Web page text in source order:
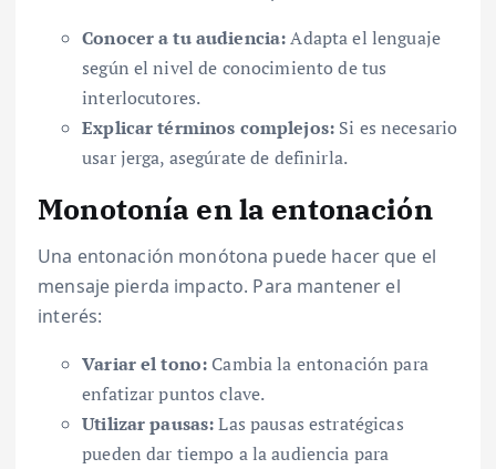
Conocer a tu audiencia:Adapta el lenguaje
según el nivel de conocimiento de tus
interlocutores.
Explicar términos complejos: Si es necesario
usar jerga, asegúrate de definirla.
Monotonía en la entonación
Una entonación monótona puede hacer que el
mensaje pierda impacto. Para mantener el
interés:
Variar el tono: Cambia la entonación para
enfatizar puntos clave.
Utilizar pausas:Las pausas estratégicas
pueden dar tiempo a la audiencia para